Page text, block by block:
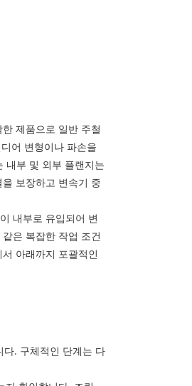
제품으로 일반 주철
어 변형이나 파손을
부 및 외부 플랜지는
보장하고 변속기 중
내부로 유입되어 변
은 복잡한 작업 조건
아래까지 포괄적인
. 구체적인 단계는 다